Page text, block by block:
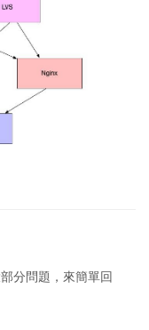
分問題，來簡單回